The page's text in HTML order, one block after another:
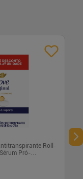
Roll-
Pró-